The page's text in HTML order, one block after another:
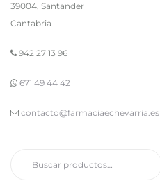
39004, Santander
Cantabria
942 27 13 96
671 49 44 42
contacto@farmaciaechevarria.es